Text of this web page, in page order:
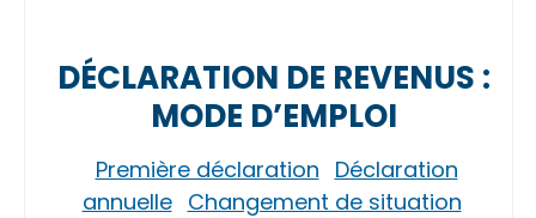
DÉCLARATION DE REVENUS :
MODE D’EMPLOI
Première déclaration Déclaration
annuelle Changement de situation